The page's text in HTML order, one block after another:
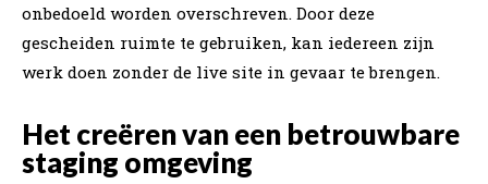
onbedoeld worden overschreven. Door deze
gescheiden ruimte te gebruiken, kan iedereen zijn
werk doen zonder de live site in gevaar te brengen.
Het creëren van een betrouwbare
staging omgeving